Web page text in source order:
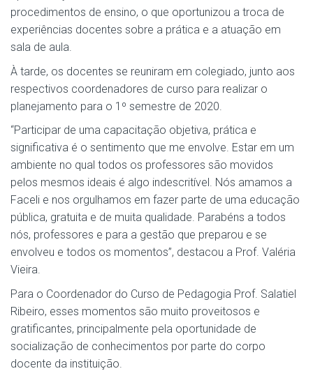
procedimentos de ensino, o que oportunizou a troca de
experiências docentes sobre a prática e a atuação em
sala de aula.
À tarde, os docentes se reuniram em colegiado, junto aos
respectivos coordenadores de curso para realizar o
planejamento para o 1º semestre de 2020.
“Participar de uma capacitação objetiva, prática e
significativa é o sentimento que me envolve. Estar em um
ambiente no qual todos os professores são movidos
pelos mesmos ideais é algo indescritível. Nós amamos a
Faceli e nos orgulhamos em fazer parte de uma educação
pública, gratuita e de muita qualidade. Parabéns a todos
nós, professores e para a gestão que preparou e se
envolveu e todos os momentos”, destacou a Prof. Valéria
Vieira.
Para o Coordenador do Curso de Pedagogia Prof. Salatiel
Ribeiro, esses momentos são muito proveitosos e
gratificantes, principalmente pela oportunidade de
socialização de conhecimentos por parte do corpo
docente da instituição.